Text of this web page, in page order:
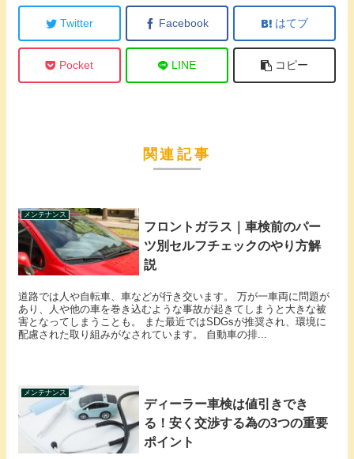
Twitter Facebook はてブ
Pocket LINE コピー
関連記事
メンテナンス
フロントガラス｜車検前のパー
ツ別セルフチェックのやり方解
説
道路では人や自転車、車などが行き交います。 万が一車両に問題が
あり、人や他の車を巻き込むような事故が起きてしまうと大きな被
害となってしまうことも。 また最近ではSDGsが推奨され、環境に
配慮された取り組みがなされています。 自動車の排...
メンテナンス
ディーラー車検は値引きでき
る！安く交渉する為の3つの重要
ポイント